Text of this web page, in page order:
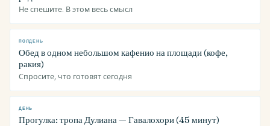
Не спешите. В этом весь смысл
ПОЛДЕНЬ
Обед в одном небольшом кафенио на площади (кофе,
ракия)
Спросите, что готовят сегодня
ДЕНЬ
Прогулка: тропа Дулиана — Гавалохори (45 минут)